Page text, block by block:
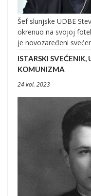
Šef slunjske UDBE
okrenuo na svojoj
je novozaređeni
ISTARSKI SVEĆENIK,
KOMUNIZMA
24 kol. 2023